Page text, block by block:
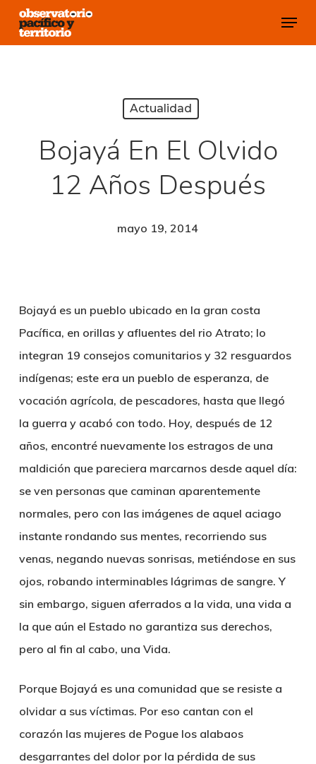
Skip
Menu
Actualidad
Bojayá En El Olvido
12 Años Después
mayo 19, 2014
Bojayá es un pueblo ubicado en la gran costa
Pacífica, en orillas y afluentes del rio Atrato; lo
integran 19 consejos comunitarios y 32 resguardos
indígenas; este era un pueblo de esperanza, de
vocación agrícola, de pescadores, hasta que llegó
la guerra y acabó con todo. Hoy, después de 12
años, encontré nuevamente los estragos de una
maldición que pareciera marcarnos desde aquel día:
se ven personas que caminan aparentemente
normales, pero con las imágenes de aquel aciago
instante rondando sus mentes, recorriendo sus
venas, negando nuevas sonrisas, metiéndose en sus
ojos, robando interminables lágrimas de sangre. Y
sin embargo, siguen aferrados a la vida, una vida a
la que aún el Estado no garantiza sus derechos,
pero al fin al cabo, una Vida.
Porque Bojayá es una comunidad que se resiste a
olvidar a sus víctimas. Por eso cantan con el
corazón las mujeres de Pogue los alabaos
desgarrantes del dolor por la pérdida de sus
Close